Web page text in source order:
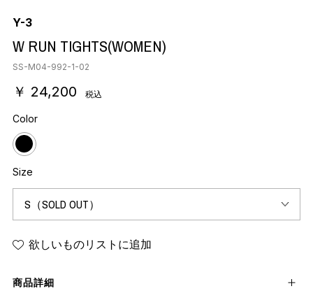
Y-3
W RUN TIGHTS(WOMEN)
SS-M04-992-1-02
￥ 24,200 税込
Color
Size
欲しいものリストに追加
商品詳細